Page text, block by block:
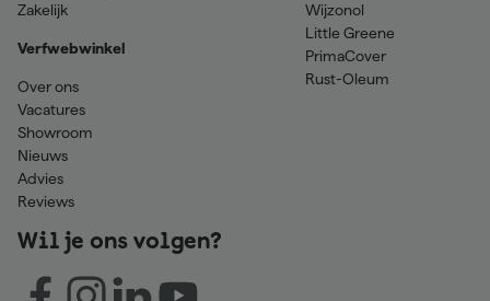
Zakelijk
Verfwebwinkel
Over ons
Vacatures
Showroom
Nieuws
Advies
Reviews
Wijzonol
Little Greene
PrimaCover
Rust-Oleum
Wil je ons volgen?